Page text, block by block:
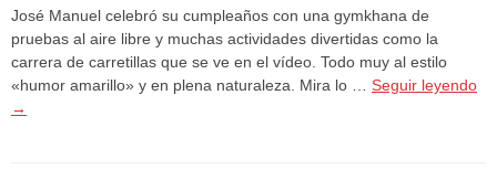
José Manuel celebró su cumpleaños con una gymkhana de
pruebas al aire libre y muchas actividades divertidas como la
carrera de carretillas que se ve en el vídeo. Todo muy al estilo
«humor amarillo» y en plena naturaleza. Mira lo … Seguir leyendo
→